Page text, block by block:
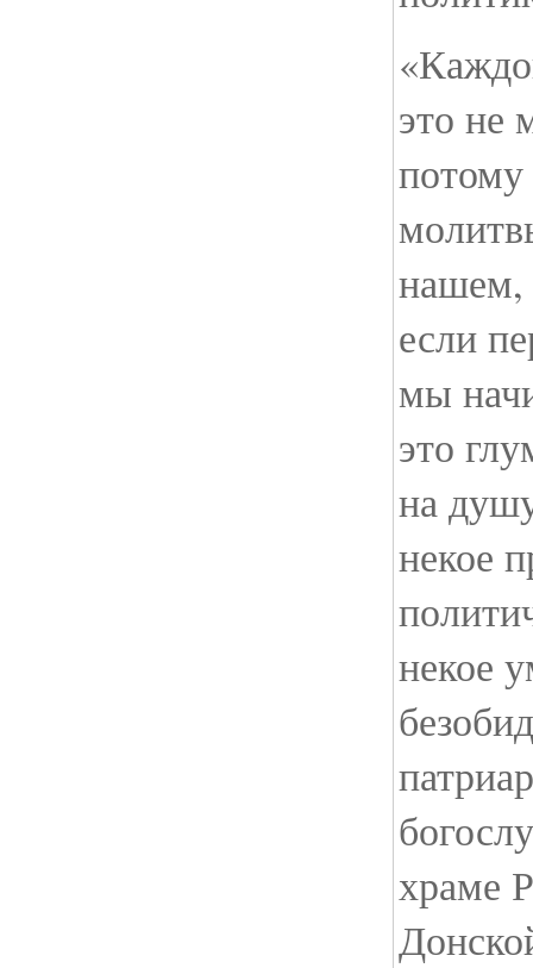
это не
нашем,
если
мы
это
на
некое
некое
храме